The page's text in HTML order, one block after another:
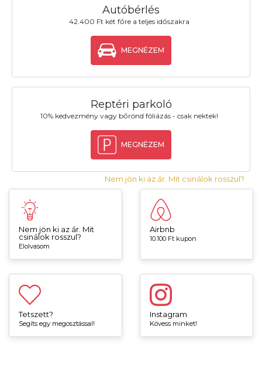
Autóbérlés
42.400 Ft két főre a teljes időszakra
MEGNÉZEM
Reptéri parkoló
10% kedvezmény vagy bőrönd fóliázás - csak nektek!
MEGNÉZEM
Nem jön ki az ár. Mit csinálok rosszul?
Nem jön ki az ár. Mit
csinálok rosszul?
Elolvasom
Airbnb
10.100 Ft kupon
Tetszett?
Segíts egy megosztással!
Instagram
Kövess minket!